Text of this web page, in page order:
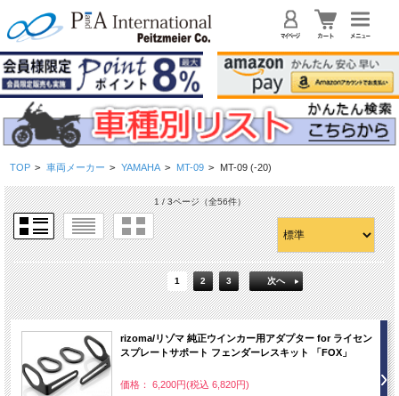
TOP > 車両メーカー > YAMAHA > MT-09 > MT-09 (-20)
1 / 3ページ（全56件）
1 2 3 次へ
rizoma/リゾマ 純正ウインカー用アダプター for ライセン
スプレートサポート フェンダーレスキット 「FOX」
価格： 6,200円(税込 6,820円)